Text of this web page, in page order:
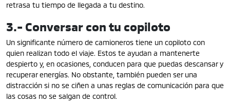
retrasa tu tiempo de llegada a tu destino.
3.- Conversar con tu copiloto
Un significante número de camioneros tiene un copiloto con
quien realizan todo el viaje. Estos te ayudan a mantenerte
despierto y, en ocasiones, conducen para que puedas descansar y
recuperar energías. No obstante, también pueden ser una
distracción si no se ciñen a unas reglas de comunicación para que
las cosas no se salgan de control.